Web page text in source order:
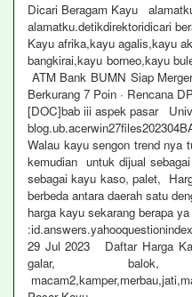
Dicari Beragam Kayu
alamatku.detikdirektoridicari
Kayu afrika,kayu agalis,kayu
bangkirai,kayu borneo,kayu
ATM Bank BUMN Siap
Berkurang 7 Poin · Rencana
[DOC]bab iii aspek pasar
Walau kayu sengon trend nya
kemudian untuk dijual
sebagai kayu kaso, palet,
berbeda antara daerah satu
harga kayu sekarang berapa
29 Jul 2023 Daftar Harga
galar,